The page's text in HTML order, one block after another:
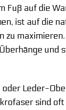
Fuß auf die
ist auf die
zu
oder Leder-
sind